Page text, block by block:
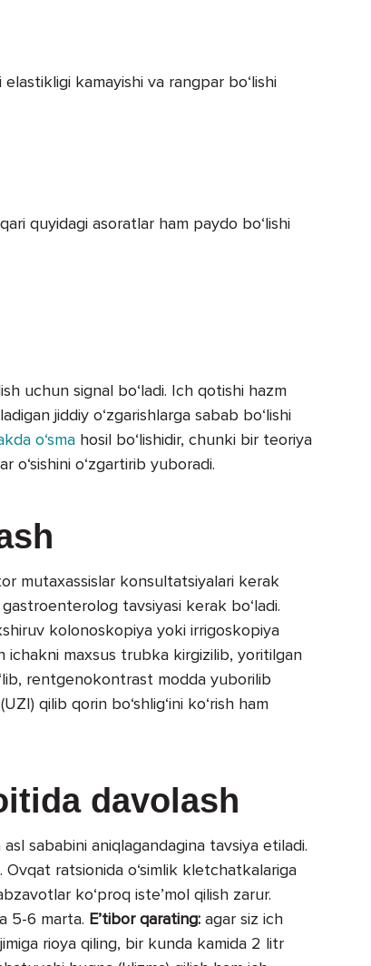
kamayishi va rangpar bo‘lishi
quyidagi asoratlar ham paydo bo‘lishi
uchun signal bo‘ladi. Ich qotishi hazm
jiddiy o‘zgarishlarga sabab bo‘lishi
o‘sma hosil bo‘lishidir, chunki bir teoriya
o‘zgartirib yuboradi.
mutaxassislar konsultatsiyalari kerak
tavsiyasi kerak bo‘ladi.
kolonoskopiya yoki irrigoskopiya
ichakni maxsus trubka kirgizilib, yoritilgan
rentgenokontrast modda yuborilib
qilib qorin bo‘shlig‘ini ko‘rish ham
davolash
sababini aniqlagandagina tavsiya etiladi.
ratsionida o‘simlik kletchatkalariga
ko‘proq iste’mol qilish zarur.
5-6 marta. E’tibor qarating: agar siz ich
rioya qiling, bir kunda kamida 2 litr